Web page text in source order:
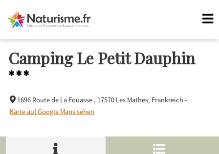
Camping Le Petit Dauphin
***
1696 Route de La Fouasse , 17570 Les Mathes, Frankreich -
Karte auf Google Maps sehen